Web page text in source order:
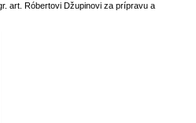
art. Róbertovi Džupinovi za prípravu a